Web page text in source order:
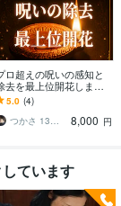
ロ超えの呪いの感知と
去を最上位開花します
ロ技術の習得 呪いの概
対応方法 世界13カ国で
価
5.0 (4)
つかさ 13カ国で評価 8月3出品 受付
8,000 円
ています